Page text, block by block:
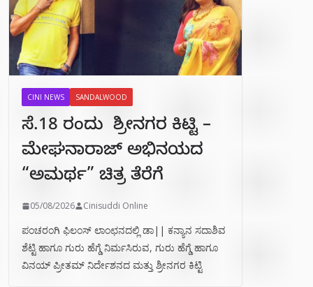
CINI NEWS SANDALWOOD
ಸೆ.18 ರಂದು ಶ್ರೀನಗರ ಕಿಟ್ಟಿ –
ಮೇಘನಾರಾಜ್ ಅಭಿನಯದ
“ಅಮರ್ಥ” ಚಿತ್ರ ತೆರೆಗೆ
05/08/2026 Cinisuddi Online
ಪಂಚರಂಗಿ ಫಿಲಂಸ್ ಲಾಂಛನದಲ್ಲಿ ಡಾ|| ಕನ್ಯಾನ ಸದಾಶಿವ
ಶೆಟ್ಟಿ ಹಾಗೂ ಗುರು ಹೆಗ್ಡೆ ನಿರ್ಮಸಿರುವ, ಗುರು ಹೆಗ್ಡೆ ಹಾಗೂ
ವಿನಯ್ ಪ್ರೀತಮ್ ನಿರ್ದೇಶನದ ಮತ್ತು ಶ್ರೀನಗರ ಕಿಟ್ಟಿ